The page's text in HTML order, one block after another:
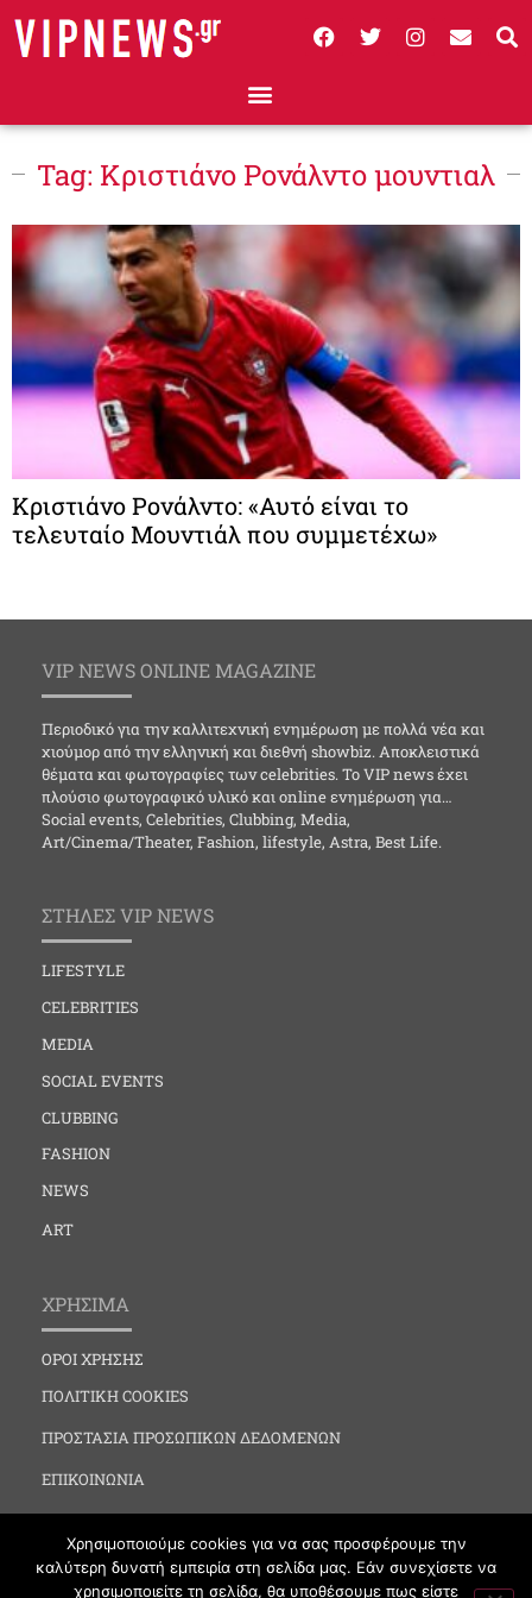
Tag: Κριστιάνο Ρονάλντο μουντιαλ
Κριστιάνο Ρονάλντο: «Αυτό είναι το
τελευταίο Μουντιάλ που συμμετέχω»
VIP NEWS ONLINE MAGAZINE
Περιοδικό για την καλλιτεχνική ενημέρωση με πολλά νέα και
χιούμορ από την ελληνική και διεθνή showbiz. Αποκλειστικά
θέματα και φωτογραφίες των celebrities. Το VIP news έχει
πλούσιο φωτογραφικό υλικό και online ενημέρωση για…
Social events, Celebrities, Clubbing, Media,
Art/Cinema/Theater, Fashion, lifestyle, Astra, Best Life.
ΣΤΗΛΕΣ VIP NEWS
LIFESTYLE
CELEBRITIES
MEDIA
SOCIAL EVENTS
CLUBBING
FASHION
NEWS
ART
ΧΡΗΣΙΜΑ
ΟΡΟΙ ΧΡΗΣΗΣ
ΠΟΛΙΤΙΚΗ COOKIES
ΠΡΟΣΤΑΣΙΑ ΠΡΟΣΩΠΙΚΩΝ ΔΕΔΟΜΕΝΩΝ
ΕΠΙΚΟΙΝΩΝΙΑ
Χρησιμοποιούμε cookies για να σας προσφέρουμε την
καλύτερη δυνατή εμπειρία στη σελίδα μας. Εάν συνεχίσετε να
χρησιμοποιείτε τη σελίδα, θα υποθέσουμε πως είστε